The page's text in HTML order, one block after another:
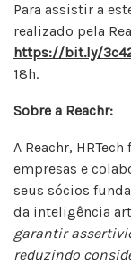
Para assistir a
realizado pela
https://bit.ly/
18h.
Sobre a Reachr:
A Reachr,
empresas e
seus sócios
da inteligência
garantir
reduzindo